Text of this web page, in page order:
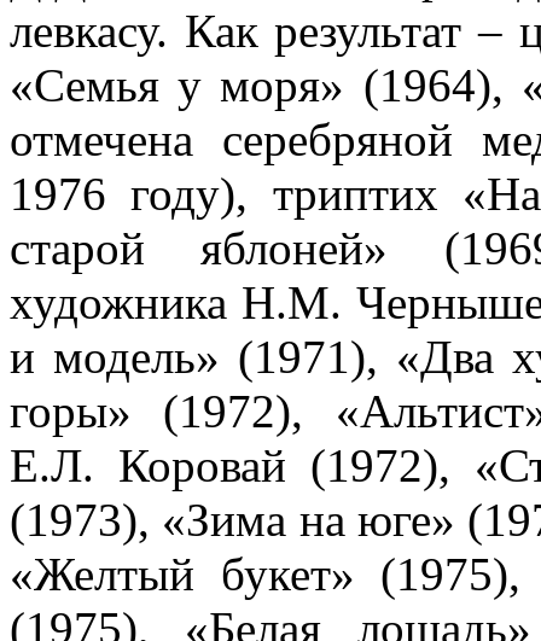
левкасу. Как результат
«Семья у моря» (1964),
отмечена серебряной
1976 году), триптих
старой яблоней»
художника Н.М.
и модель» (1971), «Два
горы» (1972),
Е.Л. Коровай (1972),
(1973), «Зима на юге»
«Желтый букет» (1975),
(1975), «Белая